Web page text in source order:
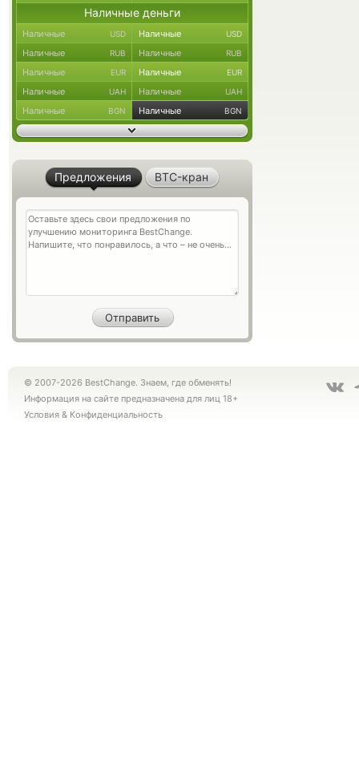
Наличные деньги
Наличные USD Наличные USD
Наличные RUB Наличные RUB
Наличные EUR Наличные EUR
Наличные UAH Наличные UAH
Наличные BGN Наличные BGN
Предложения BTC-кран
© 2007-2026 BestChange. Знаем, где обменять!
Информация на сайте предназначена для лиц 18+
Условия & Конфиденциальность